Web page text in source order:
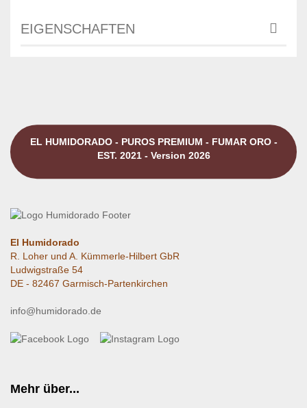
EIGENSCHAFTEN
EL HUMIDORADO - PUROS PREMIUM - FUMAR ORO -
EST. 2021 - Version 2026
El Humidorado
R. Loher und A. Kümmerle-Hilbert GbR
Ludwigstraße 54
DE - 82467 Garmisch-Partenkirchen
info@humidorado.de
Mehr über...